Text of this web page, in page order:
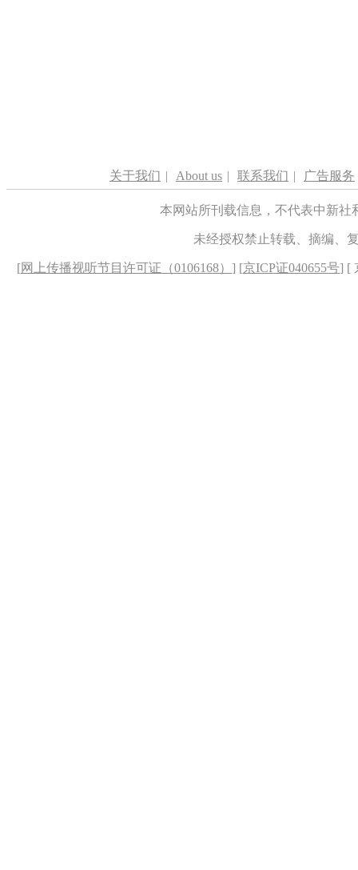
关于我们 | About us | 联系我们 | 广告服务
本网站所刊载信息，不代表中新
未经授权禁止转载、摘编、
[网上传播视听节目许可证（0106168） ] [京ICP证040655号] [